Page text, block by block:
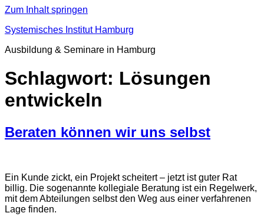
Zum Inhalt springen
Systemisches Institut Hamburg
Ausbildung & Seminare in Hamburg
Schlagwort: Lösungen
entwickeln
Beraten können wir uns selbst
Ein Kunde zickt, ein Projekt scheitert – jetzt ist guter Rat
billig. Die sogenannte kollegiale Beratung ist ein Regelwerk,
mit dem Abteilungen selbst den Weg aus einer verfahrenen
Lage finden.